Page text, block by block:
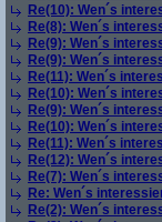
Re(10): Wen´s
Re(8): Wen´s
Re(9): Wen´s
Re(9): Wen´s
Re(11): Wen´s
Re(10): Wen´s
Re(9): Wen´s
Re(10): Wen´s
Re(11): Wen´s
Re(12): Wen´s
Re(7): Wen´s
Re: Wen´s
Re(2): Wen´s